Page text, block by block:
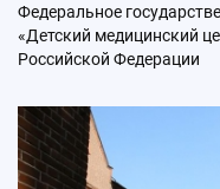
Федеральное
«Детский медицинский
Российской Федерации